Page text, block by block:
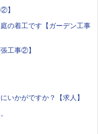
】
の着工です【ガーデン工事
工事②】
いかがですか？【求人】